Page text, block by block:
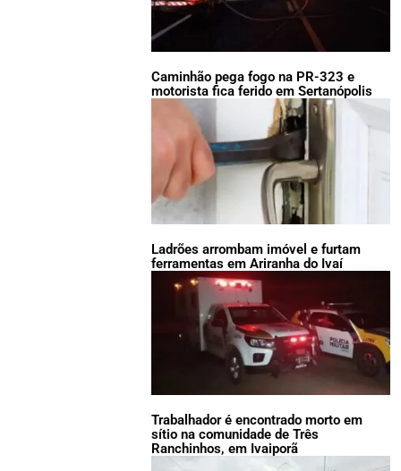
Caminhão pega fogo na PR-323 e
motorista fica ferido em Sertanópolis
Ladrões arrombam imóvel e furtam
ferramentas em Ariranha do Ivaí
Trabalhador é encontrado morto em
sítio na comunidade de Três
Ranchinhos, em Ivaiporã